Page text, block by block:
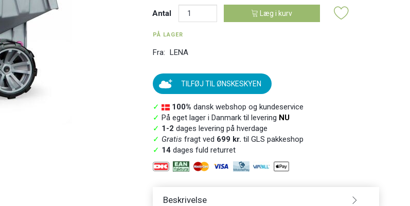
Antal Læg i kurv
PÅ LAGER
Fra: LENA
TILFØJ TIL ØNSKESKYEN
✓ 100% dansk webshop og kundeservice
✓ På eget lager i Danmark til levering NU
✓ 1-2 dages levering på hverdage
✓ Gratis fragt ved 699 kr. til GLS pakkeshop
✓ 14dages fuld returret
Beskrivelse